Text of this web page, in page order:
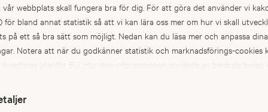
webbplats skall fungera bra för dig. För att göra det använder vi
för bland annat statistik så att vi kan lära oss mer om hur vi skall
på ett så bra sätt som möjligt. Nedan kan du läsa mer och anpassa dina
Notera att när du godkänner statistik och marknadsförings-cookies
överföras utanför EU. Hur den informationen används av berörda bolag
De berörda bolagen måste lämna över uppgifter till
Artikelnr. 5836670
Belysning Skyarp 55 svart 3000K